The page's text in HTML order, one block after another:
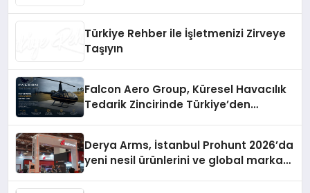
Türkiye Rehber ile İşletmenizi Zirveye
Taşıyın
Falcon Aero Group, Küresel Havacılık
Tedarik Zincirinde Türkiye’den
Derya Arms, İstanbul Prohunt 2026’da
yeni nesil ürünlerini ve global marka